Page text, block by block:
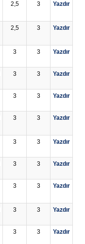
2,5 3 Yazdır
2,5 3 Yazdır
3 3 Yazdır
3 3 Yazdır
3 3 Yazdır
3 3 Yazdır
3 3 Yazdır
3 3 Yazdır
3 3 Yazdır
3 3 Yazdır
3 3 Yazdır